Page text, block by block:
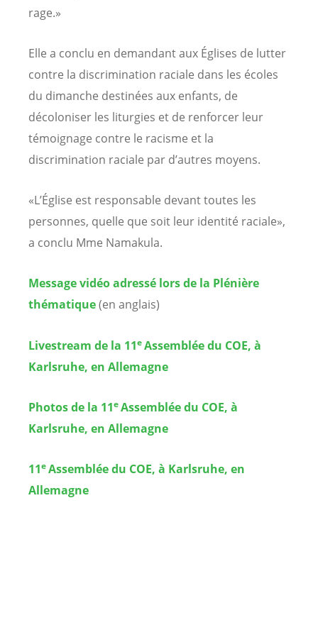
rage.»
Elle a conclu en demandant aux Églises de lutter
contre la discrimination raciale dans les écoles
du dimanche destinées aux enfants, de
décoloniser les liturgies et de renforcer leur
témoignage contre le racisme et la
discrimination raciale par d’autres moyens.
«L’Église est responsable devant toutes les
personnes, quelle que soit leur identité raciale»,
a conclu Mme Namakula.
Message vidéo adressé lors de la Plénière
thématique(en anglais)
Livestream de la 11eAssemblée du COE, à
Karlsruhe, en Allemagne
Photos de la 11eAssemblée du COE, à
Karlsruhe, en Allemagne
11eAssemblée du COE, à Karlsruhe, en
Allemagne